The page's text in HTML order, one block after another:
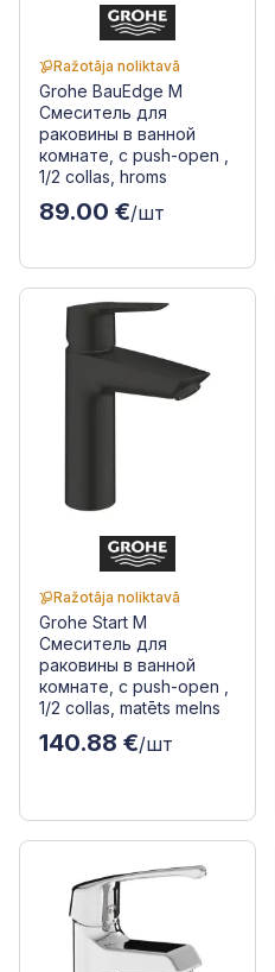
Ražotāja noliktavā
Grohe BauEdge M
Смеситель для
раковины в ванной
комнате, с push-open ,
1/2 collas, hroms
89.00 €/шт
Ražotāja noliktavā
Grohe Start M
Смеситель для
раковины в ванной
комнате, с push-open ,
1/2 collas, matēts melns
140.88 €/шт